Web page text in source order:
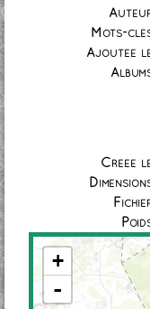
Mots-
Ajoutée
Créée
+
-